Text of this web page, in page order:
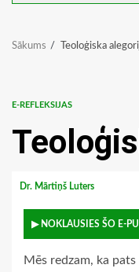
Sākums Teoloģiska
E-REFLEKSIJAS
Dr. Mārtiņš Luters
▶ NOKLAUSIES ŠO E-
Mēs redzam, ka